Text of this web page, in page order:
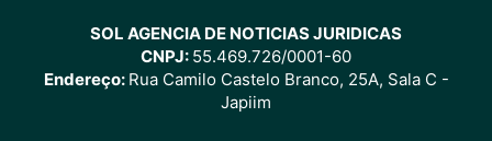
SOL AGENCIA DE NOTICIAS JURIDICAS
CNPJ: 55.469.726/0001-60
Endereço: Rua Camilo Castelo Branco, 25A, Sala C -
Japiim